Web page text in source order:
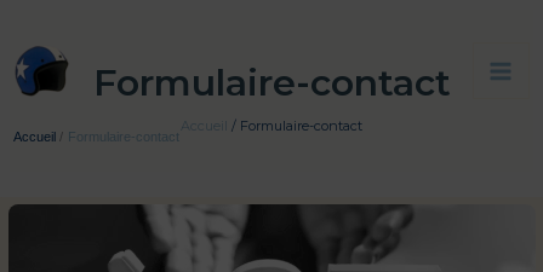
au
contenu
Accueil Formulaire-contact
Formulaire-contact
Accueil Formulaire-contact